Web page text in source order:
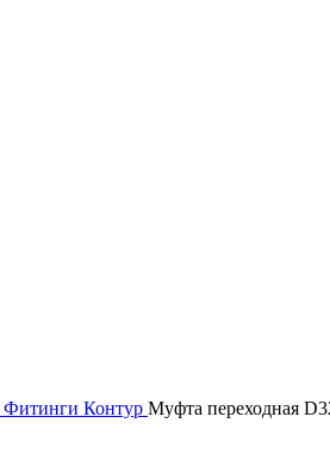
Фитинги Контур Муфта переходная